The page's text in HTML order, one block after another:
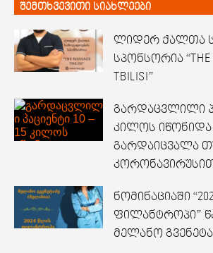
შემთხვევითი სიახლეები
ლიდერ ქალთა
სპონსორია “THE
TBILISI”
გარდაცვლილი
კილოს იწონიდა
გარდაიცვალა
ნომინაციაში
ფილანტროპი”
მელანო